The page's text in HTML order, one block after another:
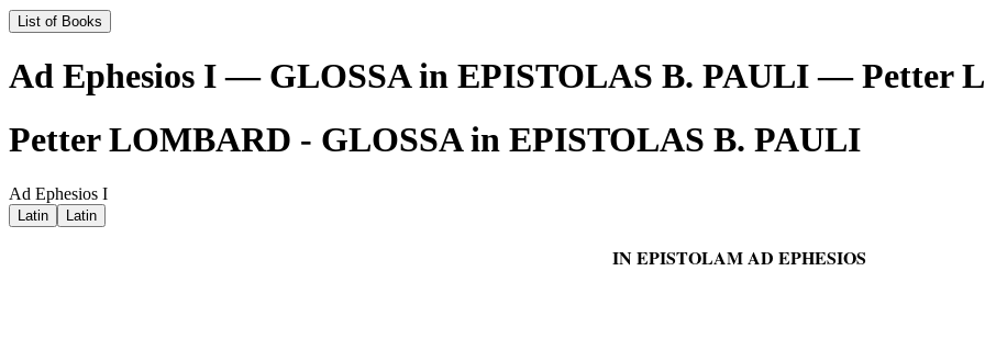
List of Books
Ad Ephesios I — GLOSSA in EPISTOLAS B. PAULI — Petter
Petter LOMBARD - GLOSSA in EPISTOLAS B. PAULI
Ad Ephesios I
Latin Latin
IN EPISTOLAM AD EPHESIOS